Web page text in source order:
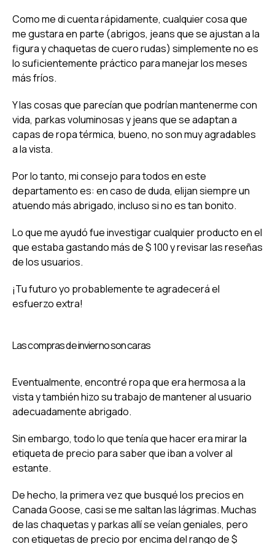
Como me di cuenta rápidamente, cualquier cosa que
me gustara en parte (abrigos, jeans que se ajustan a la
figura y chaquetas de cuero rudas) simplemente no es
lo suficientemente práctico para manejar los meses
más fríos.
Y las cosas que parecían que podrían mantenerme con
vida, parkas voluminosas y jeans que se adaptan a
capas de ropa térmica, bueno, no son muy agradables
a la vista.
Por lo tanto, mi consejo para todos en este
departamento es: en caso de duda, elijan siempre un
atuendo más abrigado, incluso si no es tan bonito.
Lo que me ayudó fue investigar cualquier producto en el
que estaba gastando más de $ 100 y revisar las reseñas
de los usuarios.
¡Tu futuro yo probablemente te agradecerá el
esfuerzo extra!
Las compras de invierno son caras
Eventualmente, encontré ropa que era hermosa a la
vista y también hizo su trabajo de mantener al usuario
adecuadamente abrigado.
Sin embargo, todo lo que tenía que hacer era mirar la
etiqueta de precio para saber que iban a volver al
estante.
De hecho, la primera vez que busqué los precios en
Canada Goose, casi se me saltan las lágrimas. Muchas
de las chaquetas y parkas allí se veían geniales, pero
con etiquetas de precio por encima del rango de $